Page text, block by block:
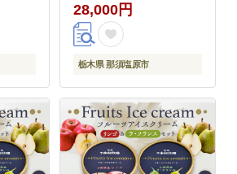
28,000円
栃木県 那須塩原市